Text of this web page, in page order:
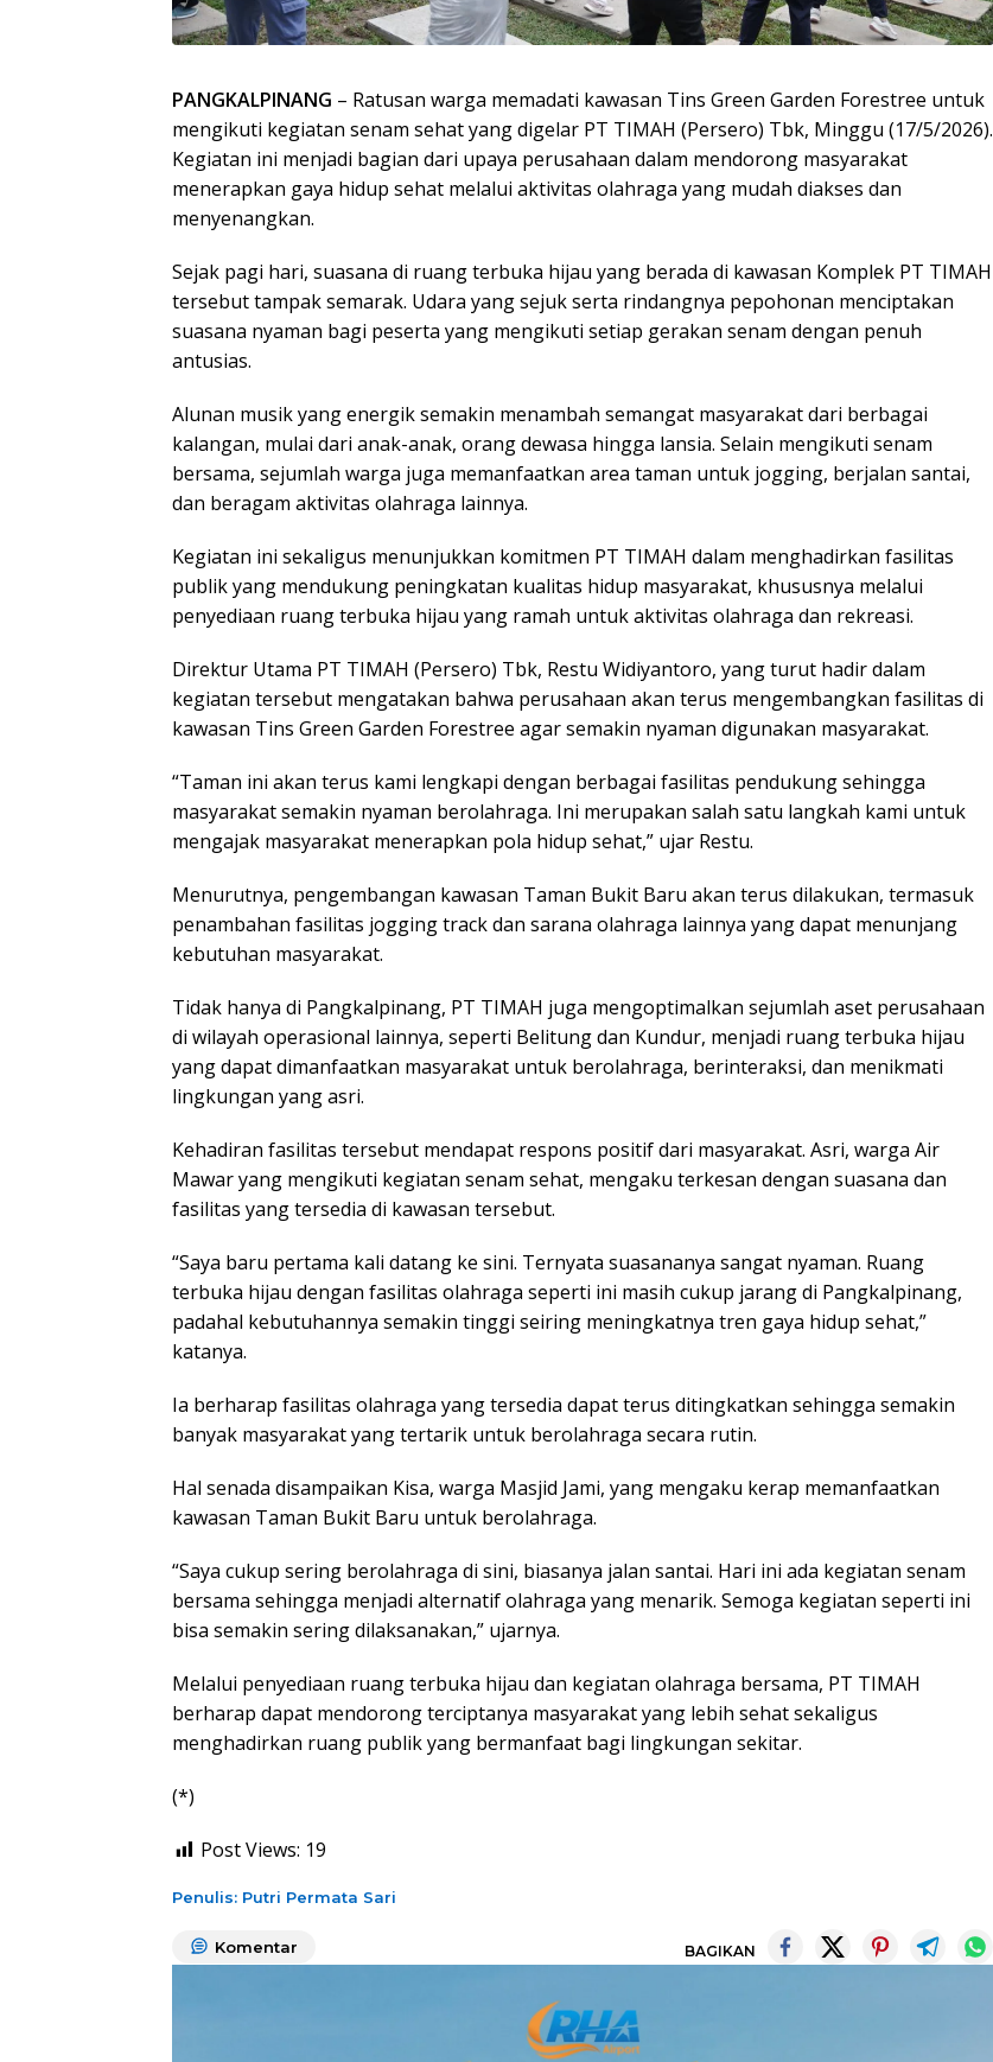
PANGKALPINANG – Ratusan warga memadati kawasan Tins Green Garden Forestree untuk
mengikuti kegiatan senam sehat yang digelar PT TIMAH (Persero) Tbk, Minggu (17/5/2026).
Kegiatan ini menjadi bagian dari upaya perusahaan dalam mendorong masyarakat
menerapkan gaya hidup sehat melalui aktivitas olahraga yang mudah diakses dan
menyenangkan.
Sejak pagi hari, suasana di ruang terbuka hijau yang berada di kawasan Komplek PT TIMAH
tersebut tampak semarak. Udara yang sejuk serta rindangnya pepohonan menciptakan
suasana nyaman bagi peserta yang mengikuti setiap gerakan senam dengan penuh
antusias.
Alunan musik yang energik semakin menambah semangat masyarakat dari berbagai
kalangan, mulai dari anak-anak, orang dewasa hingga lansia. Selain mengikuti senam
bersama, sejumlah warga juga memanfaatkan area taman untuk jogging, berjalan santai,
dan beragam aktivitas olahraga lainnya.
Kegiatan ini sekaligus menunjukkan komitmen PT TIMAH dalam menghadirkan fasilitas
publik yang mendukung peningkatan kualitas hidup masyarakat, khususnya melalui
penyediaan ruang terbuka hijau yang ramah untuk aktivitas olahraga dan rekreasi.
Direktur Utama PT TIMAH (Persero) Tbk, Restu Widiyantoro, yang turut hadir dalam
kegiatan tersebut mengatakan bahwa perusahaan akan terus mengembangkan fasilitas di
kawasan Tins Green Garden Forestree agar semakin nyaman digunakan masyarakat.
“Taman ini akan terus kami lengkapi dengan berbagai fasilitas pendukung sehingga
masyarakat semakin nyaman berolahraga. Ini merupakan salah satu langkah kami untuk
mengajak masyarakat menerapkan pola hidup sehat,” ujar Restu.
Menurutnya, pengembangan kawasan Taman Bukit Baru akan terus dilakukan, termasuk
penambahan fasilitas jogging track dan sarana olahraga lainnya yang dapat menunjang
kebutuhan masyarakat.
Tidak hanya di Pangkalpinang, PT TIMAH juga mengoptimalkan sejumlah aset perusahaan
di wilayah operasional lainnya, seperti Belitung dan Kundur, menjadi ruang terbuka hijau
yang dapat dimanfaatkan masyarakat untuk berolahraga, berinteraksi, dan menikmati
lingkungan yang asri.
Kehadiran fasilitas tersebut mendapat respons positif dari masyarakat. Asri, warga Air
Mawar yang mengikuti kegiatan senam sehat, mengaku terkesan dengan suasana dan
fasilitas yang tersedia di kawasan tersebut.
“Saya baru pertama kali datang ke sini. Ternyata suasananya sangat nyaman. Ruang
terbuka hijau dengan fasilitas olahraga seperti ini masih cukup jarang di Pangkalpinang,
padahal kebutuhannya semakin tinggi seiring meningkatnya tren gaya hidup sehat,”
katanya.
Ia berharap fasilitas olahraga yang tersedia dapat terus ditingkatkan sehingga semakin
banyak masyarakat yang tertarik untuk berolahraga secara rutin.
Hal senada disampaikan Kisa, warga Masjid Jami, yang mengaku kerap memanfaatkan
kawasan Taman Bukit Baru untuk berolahraga.
“Saya cukup sering berolahraga di sini, biasanya jalan santai. Hari ini ada kegiatan senam
bersama sehingga menjadi alternatif olahraga yang menarik. Semoga kegiatan seperti ini
bisa semakin sering dilaksanakan,” ujarnya.
Melalui penyediaan ruang terbuka hijau dan kegiatan olahraga bersama, PT TIMAH
berharap dapat mendorong terciptanya masyarakat yang lebih sehat sekaligus
menghadirkan ruang publik yang bermanfaat bagi lingkungan sekitar.
(*)
Post Views: 19
Penulis: Putri Permata Sari
Komentar BAGIKAN